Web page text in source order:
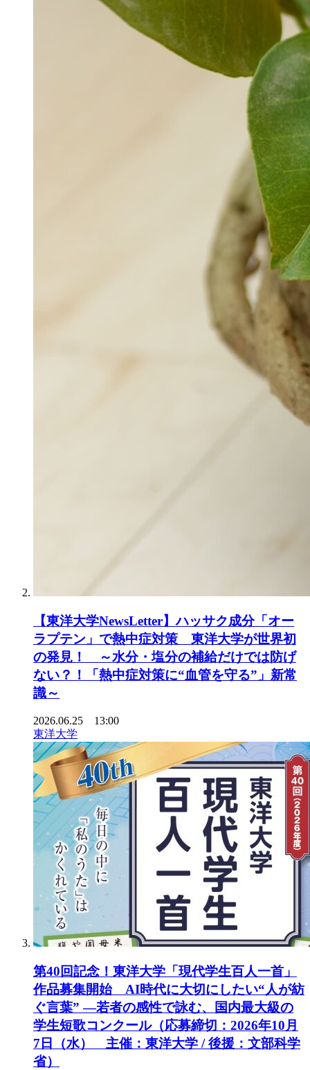
【東洋大学NewsLetter】ハッサク成分「オー
ラプテン」で熱中症対策 東洋大学が世界初
の発見！ ～水分・塩分の補給だけでは防げ
ない？！「熱中症対策に“血管を守る”」新常
識～
2026.06.25 13:00
東洋大学
第40回記念！東洋大学「現代学生百人一首」
作品募集開始 AI時代に大切にしたい“人が紡
ぐ言葉” ―若者の感性で詠む、国内最大級の
学生短歌コンクール（応募締切：2026年10月
7日（水） 主催：東洋大学 / 後援：文部科学
省）